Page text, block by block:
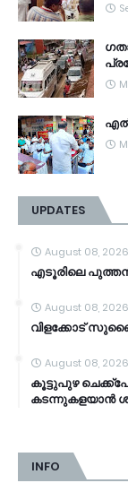
എൽ
UPDATES
August 08, 2026
എടൂരിലെ
August 08, 2026
വിളക്കോട്
August 08, 2026
കൂട്ടുപുഴ
കടന്നുകളയാൻ
INFO